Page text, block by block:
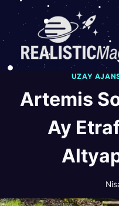
content
UZAY
Artemis
Ay